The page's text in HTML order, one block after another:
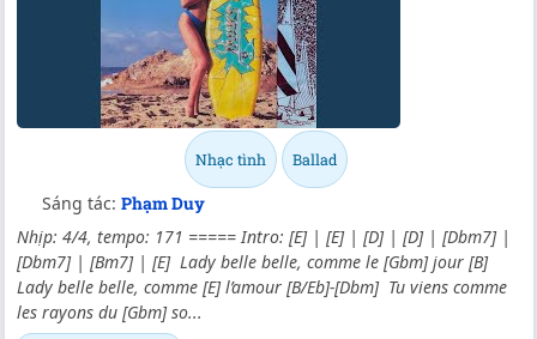
Nhạc tình Ballad
Sáng tác: Phạm Duy
Nhịp: 4/4, tempo: 171 ===== Intro: [E] | [E] | [D] | [D] | [Dbm7] |
[Dbm7] | [Bm7] | [E] Lady belle belle, comme le [Gbm] jour [B]
Lady belle belle, comme [E] l’amour [B/Eb]-[Dbm] Tu viens comme
les rayons du [Gbm] so...